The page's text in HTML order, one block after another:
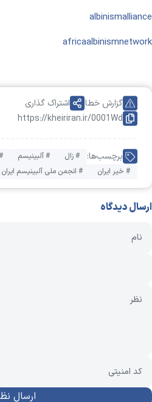
albinismalliance
africaalbinismnetwork
https://kheiriran.ir/0001Wd
گزارش خطا اشتراک گذاری
برچسب‌ها: # زال # آلبینیسم
# خیر ایران
# انجمن ملی آلبینیسم ایران
ارسال دیدگاه